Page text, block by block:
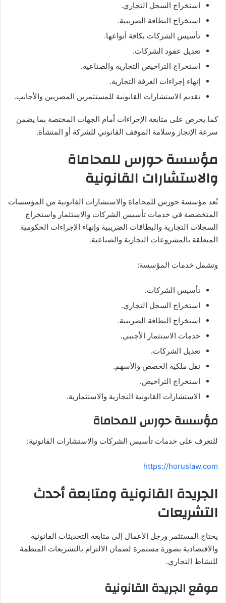
استخراج السجل التجاري.
استخراج البطاقة الضريبية.
تأسيس الشركات بكافة أنواعها.
تعديل عقود الشركات.
استخراج التراخيص التجارية والصناعية.
إنهاء إجراءات الغرفة التجارية.
تقديم الاستشارات القانونية للمستثمرين المصريين والأجانب.
كما يحرص على متابعة الإجراءات أمام الجهات المختصة بما يضمن
سرعة الإنجاز وسلامة الموقف القانوني للشركة أو المنشأة.
مؤسسة حورس للمحاماة
والاستشارات القانونية
تُعد مؤسسة حورس للمحاماة والاستشارات القانونية من المؤسسات
المتخصصة في خدمات تأسيس الشركات والاستثمار واستخراج
السجلات التجارية والبطاقات الضريبية وإنهاء الإجراءات الحكومية
المتعلقة بالمشروعات التجارية والصناعية.
وتشمل خدمات المؤسسة:
تأسيس الشركات.
استخراج السجل التجاري.
استخراج البطاقة الضريبية.
خدمات الاستثمار الأجنبي.
تعديل الشركات.
نقل ملكية الحصص والأسهم.
استخراج التراخيص.
الاستشارات القانونية التجارية والاستثمارية.
مؤسسة حورس للمحاماة
للتعرف على خدمات تأسيس الشركات والاستشارات القانونية:
https://horuslaw.com
الجريدة القانونية ومتابعة أحدث
التشريعات
يحتاج المستثمر ورجل الأعمال إلى متابعة التحديثات القانونية
والاقتصادية بصورة مستمرة لضمان الالتزام بالتشريعات المنظمة
للنشاط التجاري.
موقع الجريدة القانونية